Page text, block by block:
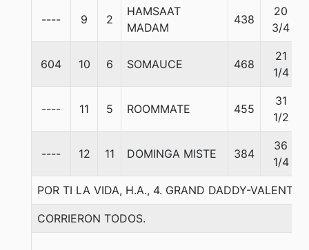
---- 9 2
HAMSAAT
MADAM
438
20
3/4
604 10 6 SOMAUCE 468
21
1/4
---- 11 5 ROOMMATE 455
31
1/2
---- 12 11 DOMINGA MISTE 384
36
1/4
POR TI LA VIDA, H.A., 4. GRAND DADDY-
CORRIERON TODOS.